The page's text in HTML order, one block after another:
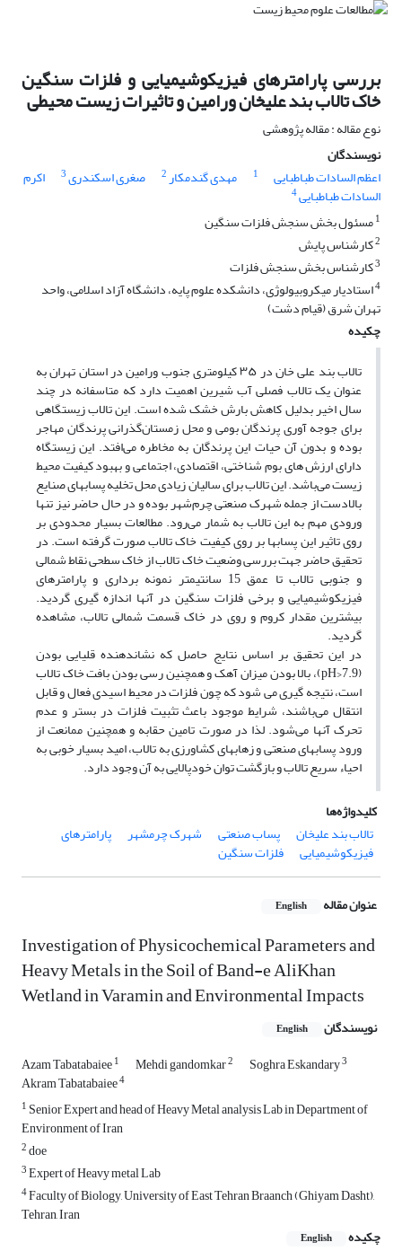
بررسی پارامترهای فیزیکوشیمیایی و فلزات سنگین
خاک تالاب بند علیخان ورامین و تاثیرات زیست محیطی
نوع مقاله : مقاله پژوهشی
نویسندگان
اعظم السادات طباطبایی
1 مهدی گندمکار2 صغری اسکندری3 اکرم
السادات طباطبایی4
1مسئول بخش سنجش فلزات سنگین
2کارشناس پایش
3کارشناس بخش سنجش فلزات
4استادیار میکروبیولوژی، دانشکده علوم پایه، دانشگاه آزاد اسلامی، واحد
تهران شرق (قیام دشت)
چکیده
تالاب بند علی خان در ۳۵ کیلومتری جنوب ورامین در استان تهران به
عنوان یک تالاب فصلی آب شیرین اهمیت دارد که متاسفانه در چند
سال اخیر بدلیل کاهش بارش خشک شده است. این تالاب زیستگاهی
برای جوجه آوری پرندگان بومی و محل زمستان‌گذرانی پرندگان مهاجر
بوده و بدون آن حیات این پرندگان به مخاطره می‌افتد. این زیستگاه
دارای ارزش های بوم شناختی، اقتصادی، اجتماعی و بهبود کیفیت محیط
زیست می‌باشد. این تالاب برای سالیان زیادی محل تخلیه پسابهای صنایع
بالادست از جمله شهرک صنعتی چرم‌شهر بوده و در حال حاضر نیز تنها
ورودی مهم به این تالاب به شمار می‌رود. مطالعات بسیار محدودی بر
روی تاثیر این پسابها بر روی کیفیت خاک تالاب صورت گرفته است. در
تحقیق حاضر جهت بررسی وضعیت خاک تالاب از خاک سطحی نقاط شمالی
و جنوبی تالاب تا عمق 15 سانتیمتر نمونه برداری و پارامترهای
فیزیکوشیمیایی و برخی فلزات سنگین در آنها اندازه گیری گردید.
بیشترین مقدار کروم و روی در خاک قسمت شمالی تالاب، مشاهده
گردید.
در این تحقیق بر اساس نتایج حاصل که نشاندهنده قلیایی بودن
(pH>7.9)، بالا بودن میزان آهک و همچنین رسی بودن بافت خاک تالاب
است، نتیجه گیری می شود که چون فلزات در محیط اسیدی فعال و قابل
انتقال می‌باشند، شرایط موجود باعث تثبیت فلزات در بستر و عدم
تحرک آنها می‌شود. لذا در صورت تامین حقابه و همچنین ممانعت از
ورود پسابهای صنعتی و زهابهای کشاورزی به تالاب، امید بسیار خوبی به
احیاء سریع تالاب و بازگشت توان خودپالایی به آن وجود دارد.
کلیدواژه‌ها
تالاب بند علیخان
پساب صنعتی شهرک چرمشهر پارامترهای
فیزیکوشیمیایی فلزات سنگین
عنوان مقاله English
Investigation of Physicochemical Parameters and
Heavy Metals in the Soil of Band-e AliKhan
Wetland in Varamin and Environmental Impacts
نویسندگان English
Azam Tabatabaiee1 Mehdi gandomkar2 Soghra Eskandary3
Akram Tabatabaiee4
1 Senior Expert and head of Heavy Metal analysis Lab in Department of
Environment of Iran
2doe
3Expert of Heavy metal Lab
4Faculty of Biology, University of East Tehran Braanch (Ghiyam Dasht),
Tehran, Iran
چکیده
English